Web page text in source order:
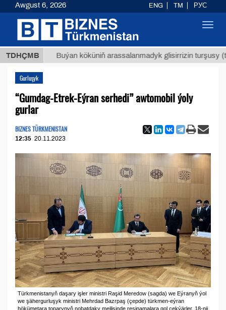
TDHÇMBBuýan köküniň arassalanmadyk glisirrizin turşusy (t.)
Gurluşyk
“Gumdag-Etrek-Eýran serhedi” awtomobil ýoly
gurlar
BIZNES TÜRKMENISTAN
12:35 20.11.2023
Türkmenistanyň daşary işler ministri Raşid Meredow (sagda) we Eýranyň ýol
we şähergurluşyk ministri Mehrdad Bazrpaş (çepde) türkmen-eýran
hökümetara toparynyň nobatdaky mejlisinde resinamalara gol çekýärler, 18-nji
Awgust 6, 2026 ENG TM РУС